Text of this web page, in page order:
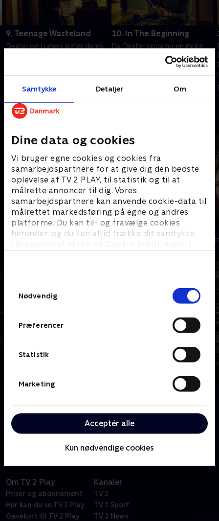
Samtykke Detaljer Om
Dine data og cookies
Vi bruger egne cookies og cookies fra
samarbejdspartnere for at give dig den bedste
oplevelse af TV 2 PLAY, til statistik og til at
målrette annoncer til dig. Vores
samarbejdspartnere kan anvende cookie-data til
målrettet markedsføring på egne og andres
platforme. Du kan til- og fravælge cookies
herunder, og du kan altid trække dit samtykke
tilbage ved at klikke på ’Cookie-indstillinger’ i
Nødvendig
Præferencer
Statistik
Marketing
Acceptér alle
Kun nødvendige cookies
9. Teenage Wasteland
Dexter og Lumen jagter deres
gæsts tilbagevenden.
1. juli 2021 • 52 min
10. In The Beginning
Da Dexter opdager en mulig
allieret i jagten på Lumens
tidligere bortførere, bliver han
og Lumen nødt til at træde
1. juli 2021 • 51 min
Andre så også
Trigger Point
Krimi & Spænding • 3 sæsoner
Top Dog
Krimi &
yndlings seriemorder, opklarer forbrydelser om
dagen og begår dem om natten.
Om TV 2 Play
Priser og abonnement
Her kan du se TV 2 Play
Gavekort til TV 2 Play
Kanaler
TV 2
TV 2 Sport
TV 2 News